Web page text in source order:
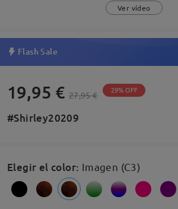
Ver vídeo
Flash Sale
19,95 € 27,95 € 29% OFF
#Shirley20209
Elegir el color: Imagen (C3)